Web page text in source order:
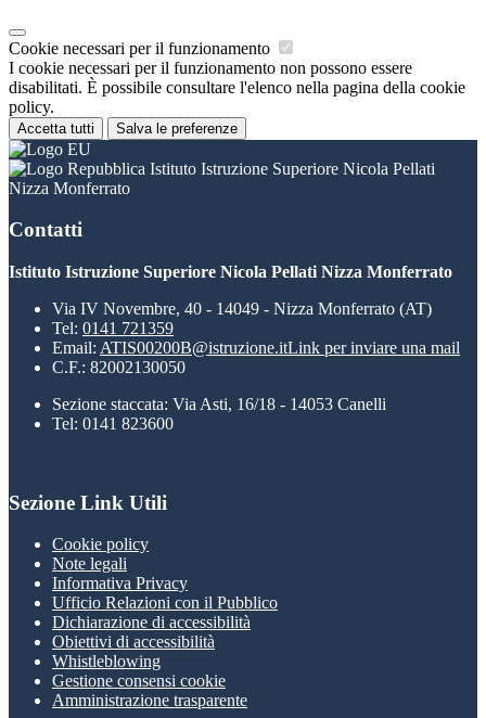
Cookie necessari per il funzionamento
I cookie necessari per il funzionamento non possono essere
disabilitati. È possibile consultare l'elenco nella pagina della cookie
policy.
Accetta tutti Salva le preferenze
Istituto Istruzione Superiore Nicola Pellati
Nizza Monferrato
Contatti
Istituto Istruzione Superiore Nicola Pellati Nizza Monferrato
Via IV Novembre, 40 - 14049 - Nizza Monferrato (AT)
Tel: 0141 721359
Email: ATIS00200B@istruzione.itLink per inviare una mail
C.F.: 82002130050
Sezione staccata: Via Asti, 16/18 - 14053 Canelli
Tel: 0141 823600
Sezione Link Utili
Cookie policy
Note legali
Informativa Privacy
Ufficio Relazioni con il Pubblico
Dichiarazione di accessibilità
Obiettivi di accessibilità
Whistleblowing
Gestione consensi cookie
Amministrazione trasparente